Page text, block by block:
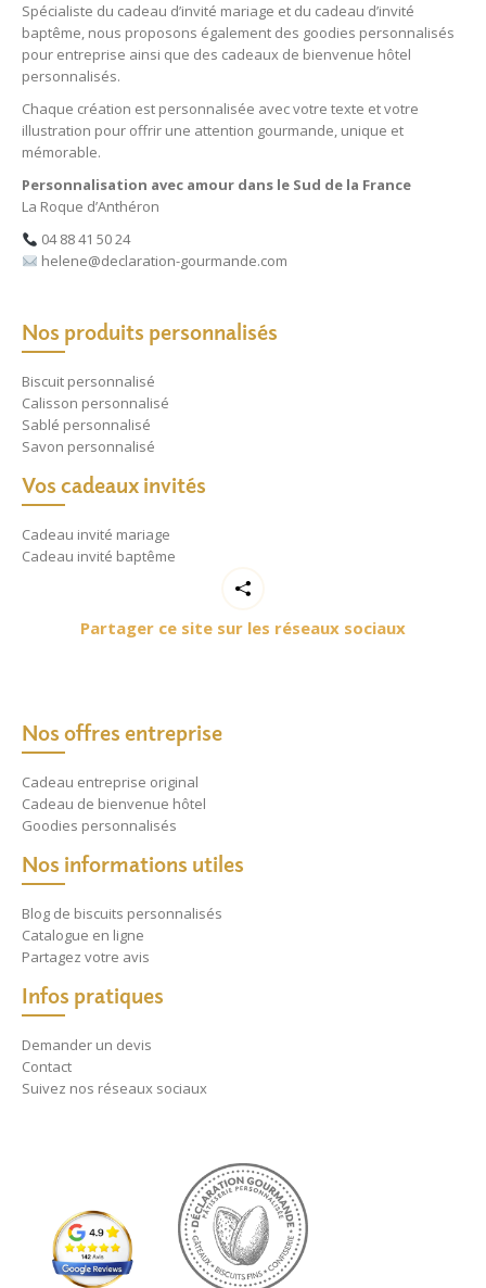
Spécialiste du cadeau d’invité mariage et du cadeau d’invité
baptême, nous proposons également des goodies personnalisés
pour entreprise ainsi que des cadeaux de bienvenue hôtel
personnalisés.
Chaque création est personnalisée avec votre texte et votre
illustration pour offrir une attention gourmande, unique et
mémorable.
Personnalisation avec amour dans le Sud de la France
La Roque d’Anthéron
04 88 41 50 24
helene@declaration-gourmande.com
Nos produits personnalisés
Biscuit personnalisé
Calisson personnalisé
Sablé personnalisé
Savon personnalisé
Vos cadeaux invités
Cadeau invité mariage
Cadeau invité baptême
Partager ce site sur les réseaux sociaux
Nos offres entreprise
Cadeau entreprise original
Cadeau de bienvenue hôtel
Goodies personnalisés
Nos informations utiles
Blog de biscuits personnalisés
Catalogue en ligne
Partagez votre avis
Infos pratiques
Demander un devis
Contact
Suivez nos réseaux sociaux